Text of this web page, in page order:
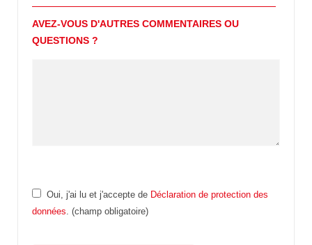
AVEZ-VOUS D'AUTRES COMMENTAIRES OU
QUESTIONS ?
Oui, j'ai lu et j'accepte de Déclaration de protection des
données. (champ obligatoire)